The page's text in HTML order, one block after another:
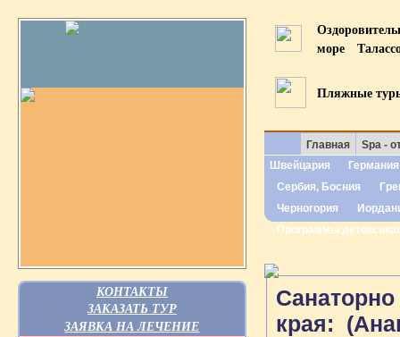
КОНТАКТЫ
ЗАКАЗАТЬ ТУР
ЗАЯВКА НА ЛЕЧЕНИЕ
море
Пляжные
Главная
Spa -
Швейцария
Германия
Сербия, Босния
Черногория
Программы
Санаторно
края: